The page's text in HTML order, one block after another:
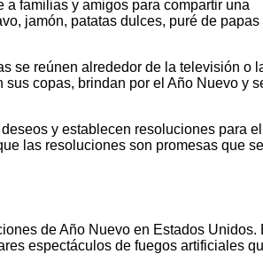
familias y amigos para compartir una
jamón, patatas dulces, puré de papas
se reúnen alrededor de la televisión o
copas, brindan por el Año Nuevo y
y establecen resoluciones para el
las resoluciones son promesas que se
de Año Nuevo en Estados Unidos.
espectáculos de fuegos artificiales